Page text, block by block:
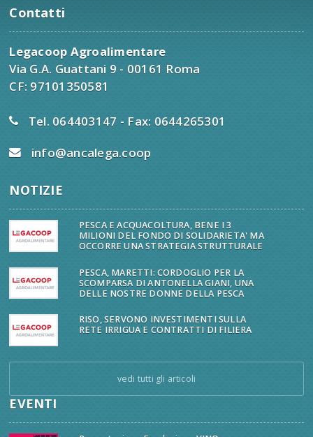
Contatti
Legacoop Agroalimentare
Via G.A. Guattani 9 - 00161 Roma
CF: 97101350581
Tel. 064403147 - Fax: 0644265301
info@ancalega.coop
NOTIZIE
PESCA E ACQUACOLTURA, BENE I 3
MILIONI DEL FONDO DI SOLIDARIETA' MA
OCCORRE UNA STRATEGIA STRUTTURALE
PESCA, MARETTI: CORDOGLIO PER LA
SCOMPARSA DI ANTONELLA GIANI, UNA
DELLE NOSTRE DONNE DELLA PESCA
RISO, SERVONO INVESTIMENTI SULLA
RETE IRRIGUA E CONTRATTI DI FILIERA
vedi tutti gli articoli
EVENTI